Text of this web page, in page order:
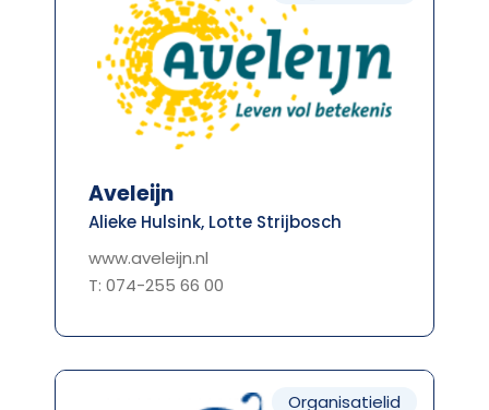
Aveleijn
Alieke Hulsink, Lotte Strijbosch
www.aveleijn.nl
T: 074-255 66 00
Organisatielid